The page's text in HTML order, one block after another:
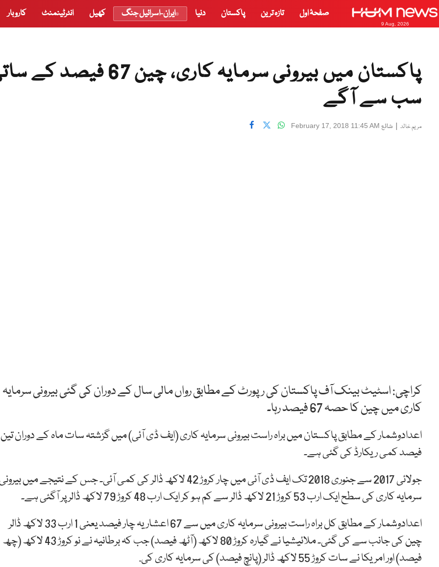
9 Aug, 2026
صفحۂ اول تازہ ترین پاکستان دنیا ایران-اسرائیل جنگ کھیل انٹرٹینمنٹ کاروبار
پاکستان میں بیرونی سرمایہ کاری، چین 67
سب سے آگے
مریم خالد | شائع February 17, 2018 11:45 AM
کراچی: اسٹیٹ بینک آف پاکستان کی رپورٹ کے مطابق رواں مالی سال کے دوران کی گئی بیرونی سرمایہ
کاری میں چین کا حصہ 67 فیصد رہا۔
اعدادوشمار کے مطابق پاکستان میں براہ راست بیرونی سرمایہ کاری (ایف ڈی آئی) میں گزشتہ سات ماہ کے دوران تین
فیصد کمی ریکارڈ کی گئی ہے۔
جولائی 2017 سے جنوری 2018 تک ایف ڈی آئی میں چار کروڑ 42 لاکھ ڈالر کی کمی آئی۔ جس کے نتیجے میں
سرمایہ کاری کی سطح ایک ارب 53 کروڑ 21 لاکھ ڈالر سے کم ہو کر ایک ارب 48 کروڑ 79 لاکھ ڈالر پر آگئی ہے۔
اعدادوشمار کے مطابق کل براہ راست بیرونی سرمایہ کاری میں سے 67 اعشاریہ چار فیصد یعنی 1 ارب 33 لاکھ ڈالر
چین کی جانب سے کی گئی۔ ملائیشیا نے گیارہ کروڑ 80 لاکھ (آٹھ فیصد) جب کہ برطانیہ نے نو کروڑ 43 لاکھ (چھ
فیصد) اور امریکا نے سات کروڑ 55 لاکھ ڈالر (پانچ فیصد) کی سرمایہ کاری کی.